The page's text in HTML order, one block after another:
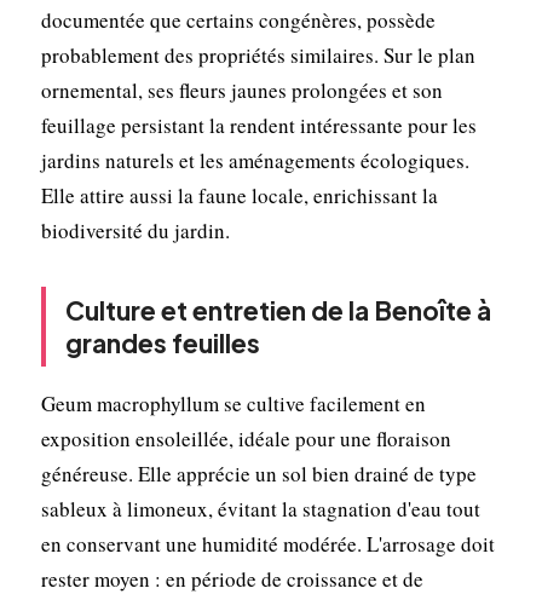
documentée que certains congénères, possède
probablement des propriétés similaires. Sur le plan
ornemental, ses fleurs jaunes prolongées et son
feuillage persistant la rendent intéressante pour les
jardins naturels et les aménagements écologiques.
Elle attire aussi la faune locale, enrichissant la
biodiversité du jardin.
Culture et entretien de la Benoîte à
grandes feuilles
Geum macrophyllum se cultive facilement en
exposition ensoleillée, idéale pour une floraison
généreuse. Elle apprécie un sol bien drainé de type
sableux à limoneux, évitant la stagnation d'eau tout
en conservant une humidité modérée. L'arrosage doit
rester moyen : en période de croissance et de